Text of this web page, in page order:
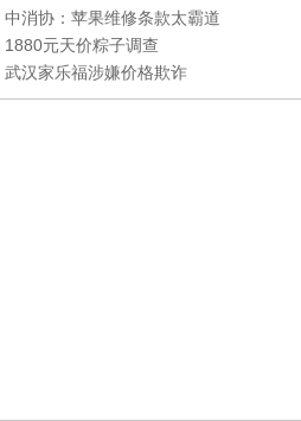
中消协：苹果维修条款太霸道
1880元天价粽子调查
武汉家乐福涉嫌价格欺诈